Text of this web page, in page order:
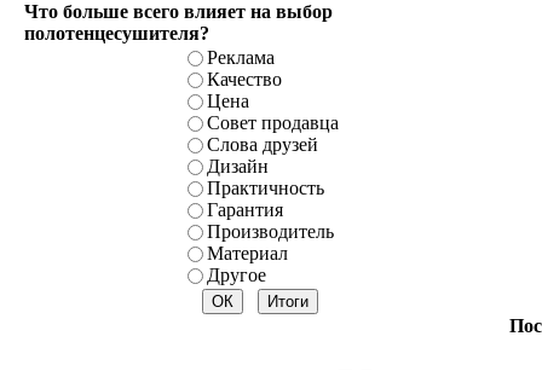
Что больше всего влияет на выбор
полотенцесушителя?
Реклама
Качество
Цена
Совет продавца
Слова друзей
Дизайн
Практичность
Гарантия
Производитель
Материал
Другое